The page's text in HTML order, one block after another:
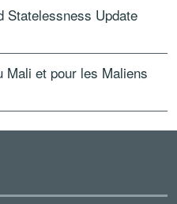
Statelessness Update
Mali et pour les Maliens